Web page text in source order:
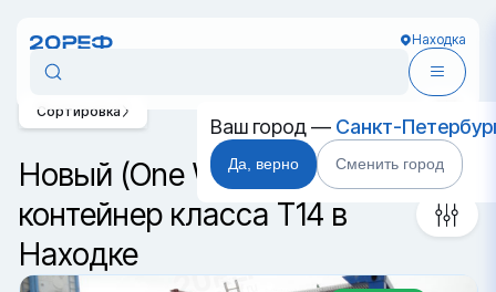
Находка
Ваш город — Санкт-
Да, верно Сменить город
Новый (One Way) танк-
контейнер класса T14 в
Находке
Сортировка